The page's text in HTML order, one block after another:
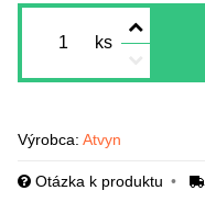
ks
Výrobca: Atvyn
Otázka k produktu